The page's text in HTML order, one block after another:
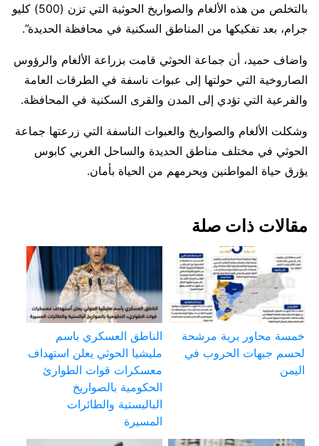
بالتخلص من هذه الألغام والصواريخ الحوثية التي تزن (500) كليو
جرام، بعد تفكيكها من المناطق السكنية في محافظة الحديدة”.
واضاف حميد، أن جماعة الحوثي قامت بزراعة الألغام والرؤوس
الصاروخية التي حولتها إلى عبوات ناسفة في الطرقات العامة
والفرعية التي تؤدي إلى المدن والقرى السكنية في المحافظة.
وشكلت الألغام والصواريخ والعبوات الناسفة التي زرعتها جماعة
الحوثي في مختلف مناطق الحديدة والساحل الغربي كابوس
يؤرق حياة المواطنين ويحرمهم من الحياة بأمان.
مقالات ذات صلة
خمسة محاور برية مرشحة
لحسم جبهات الحروب في
اليمن
الناطق العسكري باسم
مليشيا الحوثي يعلن استهداف
معسكرات قوات الطوارئ
الحكومية بالصواريخ
الباليستية والطائرات
المسيرة